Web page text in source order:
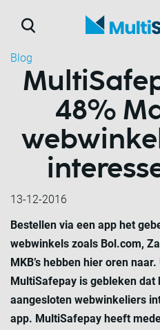
Blog
48%
13-12-2016
Bestellen via een app het
webwinkels zoals Bol.com,
MKB’s hebben hier oren
MultiSafepay is gebleken dat
aangesloten webwinkeliers
app. MultiSafepay heeft